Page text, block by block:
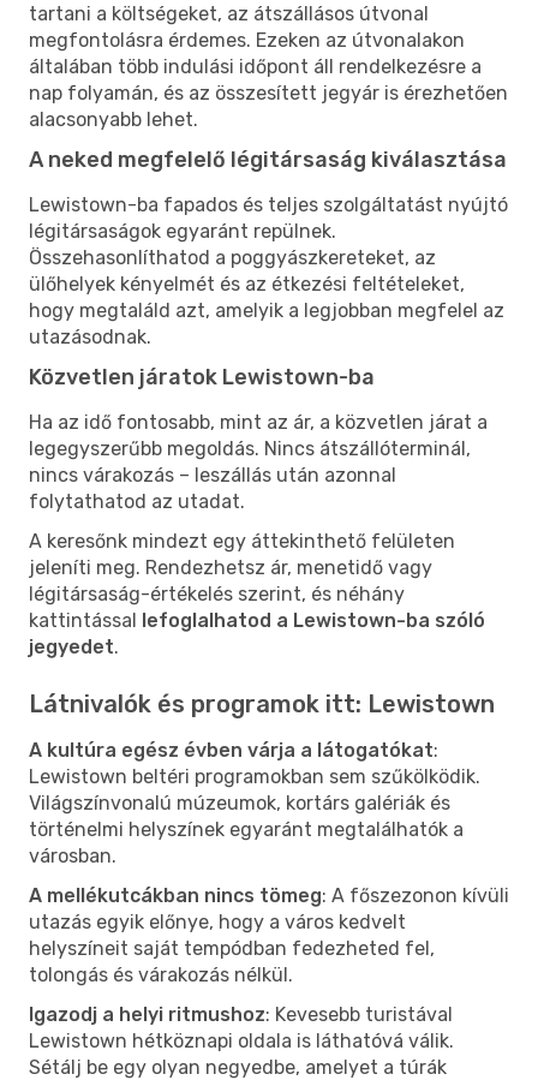
tartani a költségeket, az átszállásos útvonal
megfontolásra érdemes. Ezeken az útvonalakon
általában több indulási időpont áll rendelkezésre a
nap folyamán, és az összesített jegyár is érezhetően
alacsonyabb lehet.
A neked megfelelő légitársaság kiválasztása
Lewistown-ba fapados és teljes szolgáltatást nyújtó
légitársaságok egyaránt repülnek.
Összehasonlíthatod a poggyászkereteket, az
ülőhelyek kényelmét és az étkezési feltételeket,
hogy megtaláld azt, amelyik a legjobban megfelel az
utazásodnak.
Közvetlen járatok Lewistown-ba
Ha az idő fontosabb, mint az ár, a közvetlen járat a
legegyszerűbb megoldás. Nincs átszállóterminál,
nincs várakozás – leszállás után azonnal
folytathatod az utadat.
A keresőnk mindezt egy áttekinthető felületen
jeleníti meg. Rendezhetsz ár, menetidő vagy
légitársaság-értékelés szerint, és néhány
kattintással lefoglalhatod a Lewistown-ba szóló
jegyedet.
Látnivalók és programok itt: Lewistown
A kultúra egész évben várja a látogatókat:
Lewistown beltéri programokban sem szűkölködik.
Világszínvonalú múzeumok, kortárs galériák és
történelmi helyszínek egyaránt megtalálhatók a
városban.
A mellékutcákban nincs tömeg: A főszezonon kívüli
utazás egyik előnye, hogy a város kedvelt
helyszíneit saját tempódban fedezheted fel,
tolongás és várakozás nélkül.
Igazodj a helyi ritmushoz: Kevesebb turistával
Lewistown hétköznapi oldala is láthatóvá válik.
Sétálj be egy olyan negyedbe, amelyet a túrák